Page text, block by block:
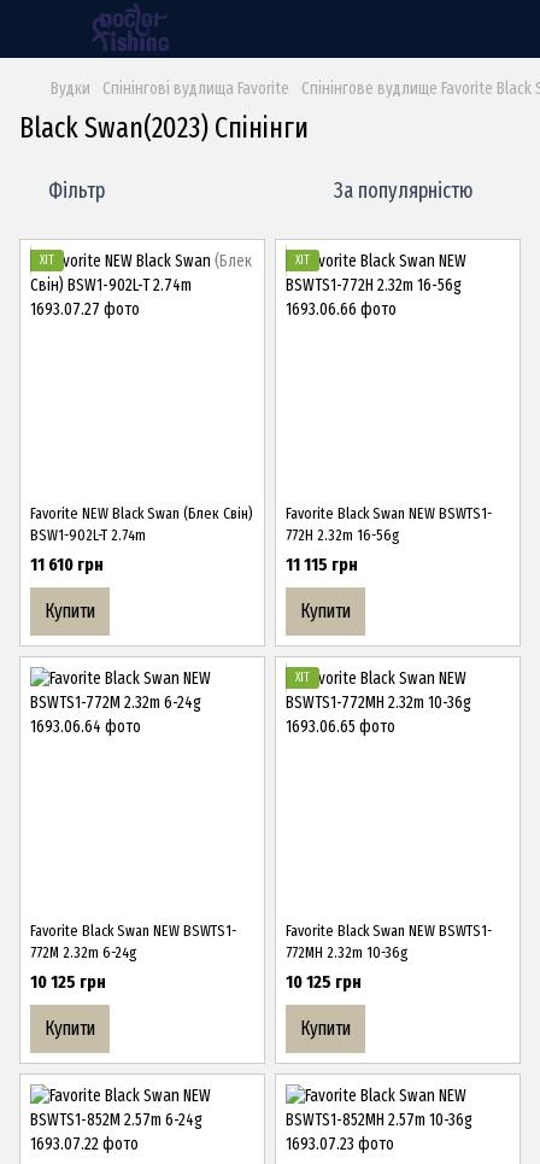
Вудки Спінінгові вудлища Favorite Спінінгове вудлище Favorite Black
Black Swan(2023) Спінінги
Фільтр За популярністю
ХІТ
Favorite NEW Black Swan (Блек Свін)
BSW1-902L-T 2.74m
11 610 грн
Купити
ХІТ
Favorite Black Swan NEW BSWTS1-
772H 2.32m 16-56g
11 115 грн
Купити
Favorite Black Swan NEW BSWTS1-
772M 2.32m 6-24g
10 125 грн
Купити
ХІТ
Favorite Black Swan NEW BSWTS1-
772MH 2.32m 10-36g
10 125 грн
Купити